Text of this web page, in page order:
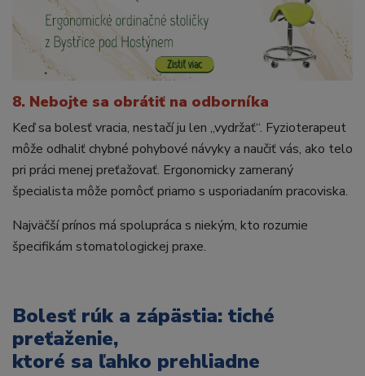
8. Nebojte sa obrátiť na odborníka
Keď sa bolesť vracia, nestačí ju len „vydržať“. Fyzioterapeut
môže odhaliť chybné pohybové návyky a naučiť vás, ako telo
pri práci menej preťažovať. Ergonomicky zameraný
špecialista môže pomôcť priamo s usporiadaním pracoviska.
Najväčší prínos má spolupráca s niekým, kto rozumie
špecifikám stomatologickej praxe.
Bolesť rúk a zápästia: tiché
preťaženie,
ktoré sa ľahko prehliadne